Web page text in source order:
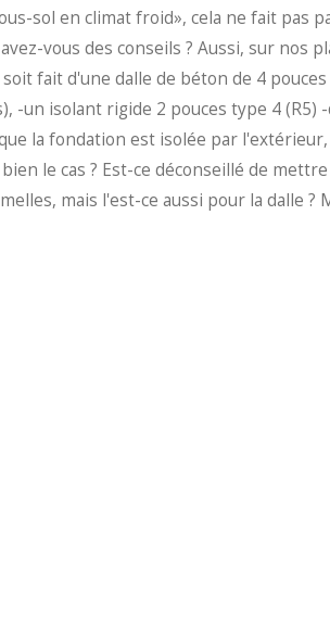
sol en climat froid», cela ne fait pas
vous des conseils ? Aussi, sur nos
fait d'une dalle de béton de 4
-un isolant rigide 2 pouces type 4 (R5)
la fondation est isolée par
le cas ? Est-ce déconseillé de
mais l'est-ce aussi pour la dalle ?